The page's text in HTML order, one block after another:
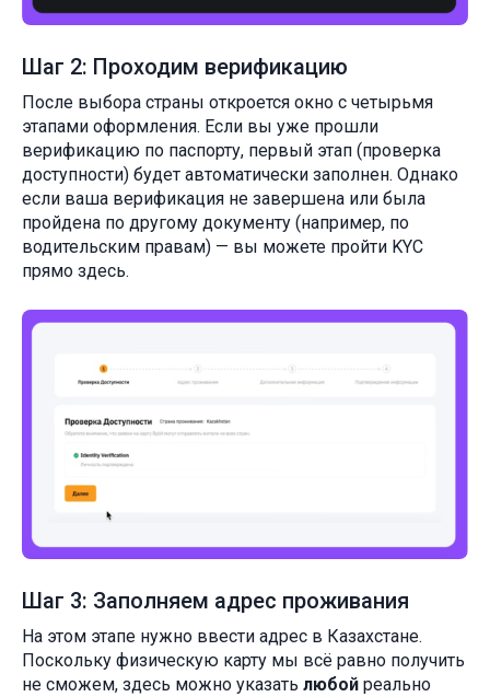
Шаг 2: Проходим верификацию
После выбора страны откроется окно с четырьмя
этапами оформления. Если вы уже прошли
верификацию по паспорту, первый этап (проверка
доступности) будет автоматически заполнен. Однако
если ваша верификация не завершена или была
пройдена по другому документу (например, по
водительским правам) — вы можете пройти KYC
прямо здесь.
Шаг 3: Заполняем адрес проживания
На этом этапе нужно ввести адрес в Казахстане.
Поскольку физическую карту мы всё равно получить
не сможем, здесь можно указать любой реально